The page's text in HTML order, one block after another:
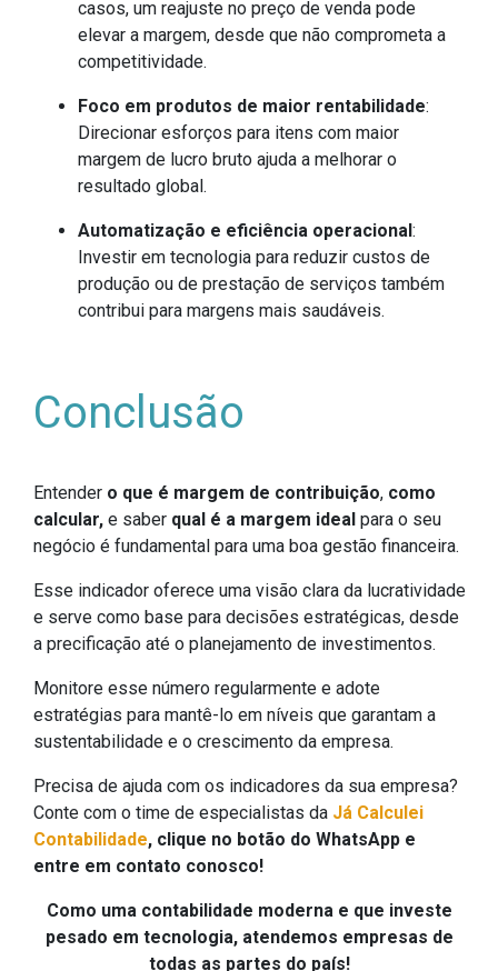
casos, um reajuste no preço de venda pode
elevar a margem, desde que não comprometa a
competitividade.
Foco em produtos de maior rentabilidade:
Direcionar esforços para itens com maior
margem de lucro bruto ajuda a melhorar o
resultado global.
Automatização e eficiência operacional:
Investir em tecnologia para reduzir custos de
produção ou de prestação de serviços também
contribui para margens mais saudáveis.
Conclusão
Entender o que é margem de contribuição, como
calcular, e saber qual é a margem ideal para o seu
negócio é fundamental para uma boa gestão financeira.
Esse indicador oferece uma visão clara da lucratividade
e serve como base para decisões estratégicas, desde
a precificação até o planejamento de investimentos.
Monitore esse número regularmente e adote
estratégias para mantê-lo em níveis que garantam a
sustentabilidade e o crescimento da empresa.
Precisa de ajuda com os indicadores da sua empresa?
Conte com o time de especialistas da Já Calculei
Contabilidade, clique no botão do WhatsApp e
entre em contato conosco!
Como uma contabilidade moderna e que investe
pesado em tecnologia, atendemos empresas de
todas as partes do país!